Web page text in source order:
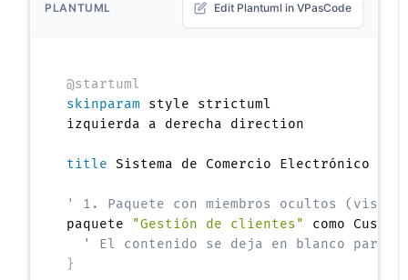
PLANTUML Edit Plantuml in VPasCode
@startuml
skinparam style strictuml
izquierda a derecha direction
title Sistema de Comercio Electrónico -
' 1. Paquete con miembros ocultos (vista
paquete
"Gestión de clientes"
como
' El contenido se deja en blanco para
}